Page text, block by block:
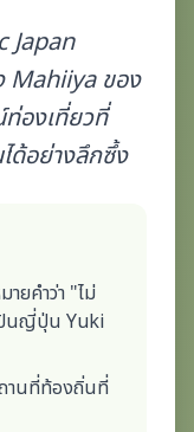
Japan
Mahiiya ของ
องเที่ยวที่
ด้อย่างลึกซึ้ง
ยคำว่า "ไม่
ปินญี่ปุ่น Yuki
านที่ท้องถิ่นที่